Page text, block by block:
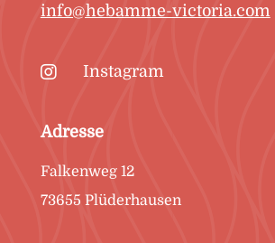
info@hebamme-victoria.com
 Instagram
Adresse
Falkenweg 12
73655 Plüderhausen